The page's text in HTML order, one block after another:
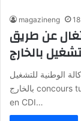
magazineng
عن طريق
الوطنية للتشغيل
بالخارج concours tunisie Ajusteurs Monteurs Aéronautique H/F
en CDI…